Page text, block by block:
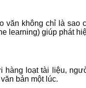
văn không chỉ là
learning) giúp phát
loạt tài liệu,
bản một lúc.